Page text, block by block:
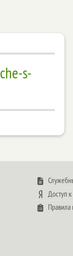
s-
Доступ
Правила